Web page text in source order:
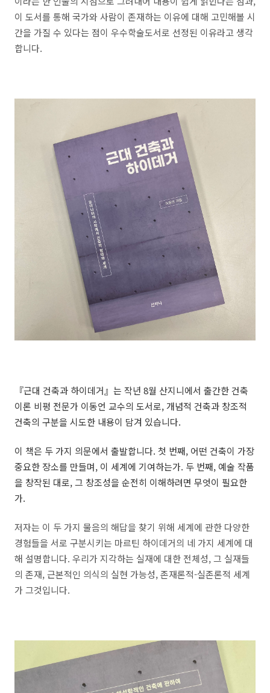
이 도서를 통해 국가와 사람이 존재하는 이유에 대해 고민해볼 시
간을 가질 수 있다는 점이 우수학술도서로 선정된 이유라고 생각
합니다.
『근대 건축과 하이데거』는 작년 8월 산지니에서 출간한 건축
이론 비평 전문가 이동언 교수의 도서로, 개념적 건축과 창조적
건축의 구분을 시도한 내용이 담겨 있습니다.
이 책은 두 가지 의문에서 출발합니다. 첫 번째, 어떤 건축이 가장
중요한 장소를 만들며, 이 세계에 기여하는가. 두 번째, 예술 작품
을 창작된 대로, 그 창조성을 순전히 이해하려면 무엇이 필요한
가.
저자는 이 두 가지 물음의 해답을 찾기 위해 세계에 관한 다양한
경험들을 서로 구분시키는 마르틴 하이데거의 네 가지 세계에 대
해 설명합니다. 우리가 지각하는 실재에 대한 전체성, 그 실재들
의 존재, 근본적인 의식의 실현 가능성, 존재론적-실존론적 세계
가 그것입니다.